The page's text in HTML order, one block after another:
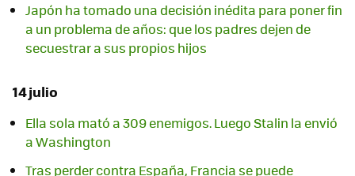
Japón ha tomado una decisión inédita para poner fin
a un problema de años: que los padres dejen de
secuestrar a sus propios hijos
14 julio
Ella sola mató a 309 enemigos. Luego Stalin la envió
a Washington
Tras perder contra España, Francia se puede